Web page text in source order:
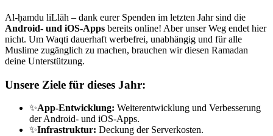
Al-ḥamdu liLlāh – dank eurer Spenden im letzten Jahr sind die
Android- und iOS-Apps bereits online! Aber unser Weg endet hier
nicht. Um Waqti dauerhaft werbefrei, unabhängig und für alle
Muslime zugänglich zu machen, brauchen wir diesen Ramadan
deine Unterstützung.
Unsere Ziele für dieses Jahr:
✨App-Entwicklung: Weiterentwicklung und Verbesserung
der Android- und iOS-Apps.
✨Infrastruktur: Deckung der Serverkosten.